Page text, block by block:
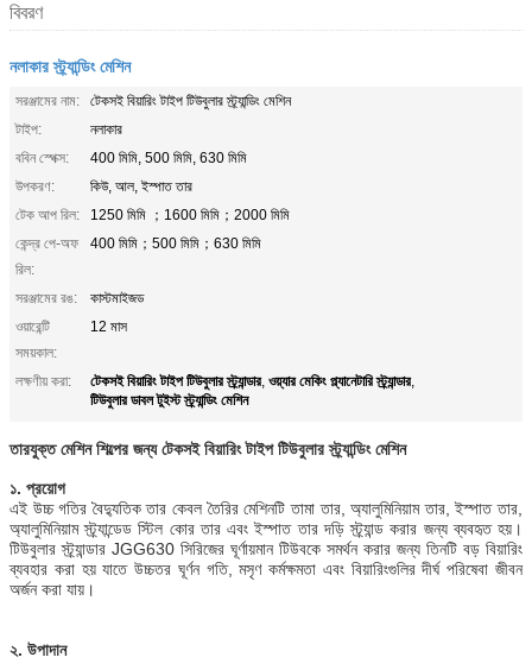
বিবরণ
নলাকার স্ট্র্যান্ডিং মেশিন
সরঞ্জামের নাম:
টেকসই বিয়ারিং টাইপ টিউবুলার স্ট্র্যান্ডিং মেশিন
টাইপ:
নলাকার
ববিন স্পেক্স:
400 মিমি, 500 মিমি, 630 মিমি
উপকরণ:
কিউ, আল, ইস্পাত তার
টেক আপ রিল:
1250 মিমি ；1600 মিমি；2000 মিমি
কেন্দ্র পে-অফ
রিল:
400 মিমি；500 মিমি；630 মিমি
সরঞ্জামের রঙ:
কাস্টমাইজড
ওয়ারেন্টি
সময়কাল:
12 মাস
লক্ষণীয় করা: টেকসই বিয়ারিং টাইপ টিউবুলার স্ট্র্যান্ডার, ওয়্যার মেকিং প্ল্যানেটারি স্ট্র্যান্ডার,
টিউবুলার ডাবল টুইস্ট স্ট্র্যান্ডিং মেশিন
তারযুক্ত মেশিন শিল্পের জন্য টেকসই বিয়ারিং টাইপ টিউবুলার স্ট্র্যান্ডিং মেশিন
১. প্রয়োগ
এই উচ্চ গতির বৈদ্যুতিক তার কেবল তৈরির মেশিনটি তামা তার, অ্যালুমিনিয়াম তার, ইস্পাত তার,
অ্যালুমিনিয়াম স্ট্র্যান্ডেড স্টিল কোর তার এবং ইস্পাত তার দড়ি স্ট্র্যান্ড করার জন্য ব্যবহৃত হয়।
টিউবুলার স্ট্র্যান্ডার JGG630 সিরিজের ঘূর্ণায়মান টিউবকে সমর্থন করার জন্য তিনটি বড় বিয়ারিং
ব্যবহার করা হয় যাতে উচ্চতর ঘূর্ণন গতি, মসৃণ কর্মক্ষমতা এবং বিয়ারিংগুলির দীর্ঘ পরিষেবা জীবন
অর্জন করা যায়।
২. উপাদান